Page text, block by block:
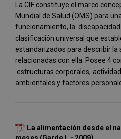
La CIF constituye el marco
Mundial de Salud (OMS) para
funcionamiento, la discapacidad
clasificación universal que
estandarizados para describir la
relacionadas con ella. Posee 4
estructuras corporales,
ambientales y factores
La alimentación desde el